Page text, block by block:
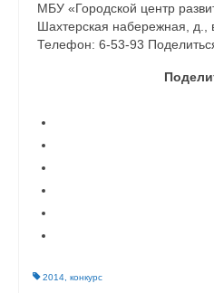
МБУ «Городской центр
Шахтерская набережная, д.,
Телефон: 6-53-93
2014 конкурс